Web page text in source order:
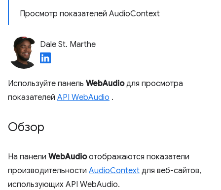
Просмотр показателей AudioContext
Dale St. Marthe
Используйте панель WebAudioдля просмотра
показателей API WebAudio .
Обзор
На панели WebAudioотображаются показатели
производительности AudioContext для веб-сайтов,
использующих API WebAudio.